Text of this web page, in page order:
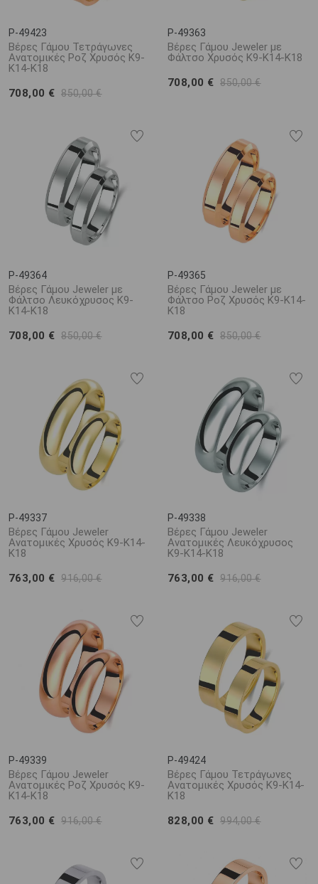
P-49423
Βέρες Γάμου Τετράγωνες
Ανατομικές Ροζ Χρυσός Κ9-
Κ14-Κ18
708,00 € 850,00 €
P-49363
Βέρες Γάμου Jeweler με
Φάλτσο Χρυσός Κ9-Κ14-Κ18
708,00 € 850,00 €
P-49364
Βέρες Γάμου Jeweler με
Φάλτσο Λευκόχρυσος Κ9-
Κ14-Κ18
708,00 € 850,00 €
P-49365
Βέρες Γάμου Jeweler με
Φάλτσο Ροζ Χρυσός Κ9-Κ14-
Κ18
708,00 € 850,00 €
P-49337
Βέρες Γάμου Jeweler
Ανατομικές Χρυσός Κ9-Κ14-
Κ18
763,00 € 916,00 €
P-49338
Βέρες Γάμου Jeweler
Ανατομικές Λευκόχρυσος
Κ9-Κ14-Κ18
763,00 € 916,00 €
P-49339
Βέρες Γάμου Jeweler
Ανατομικές Ροζ Χρυσός Κ9-
Κ14-Κ18
763,00 € 916,00 €
P-49424
Βέρες Γάμου Τετράγωνες
Ανατομικές Χρυσός Κ9-Κ14-
Κ18
828,00 € 994,00 €